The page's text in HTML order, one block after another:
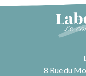
8 Rue du